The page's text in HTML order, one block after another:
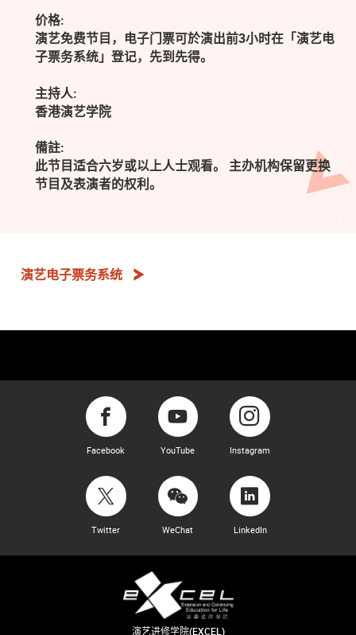
价格:
演艺免费节目，电子门票可於演出前3小时在「演艺电
子票务系统」登记，先到先得。
主持人:
香港演艺学院
備註:
此节目适合六岁或以上人士观看。 主办机构保留更换
节目及表演者的权利。
演艺电子票务系统
Facebook YouTube Instagram
Twitter WeChat LinkedIn
演艺进修学院(EXCEL)